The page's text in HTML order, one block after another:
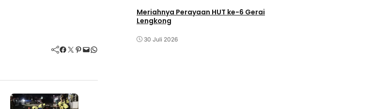
Facebook Twitter Pinterest Mail WhatsApp
Meriahnya Perayaan HUT ke-6 Gerai
Lengkong
30 Juli 2026